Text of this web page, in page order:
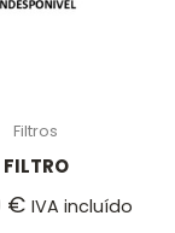
Filtros
FILTRO
€ IVA incluído